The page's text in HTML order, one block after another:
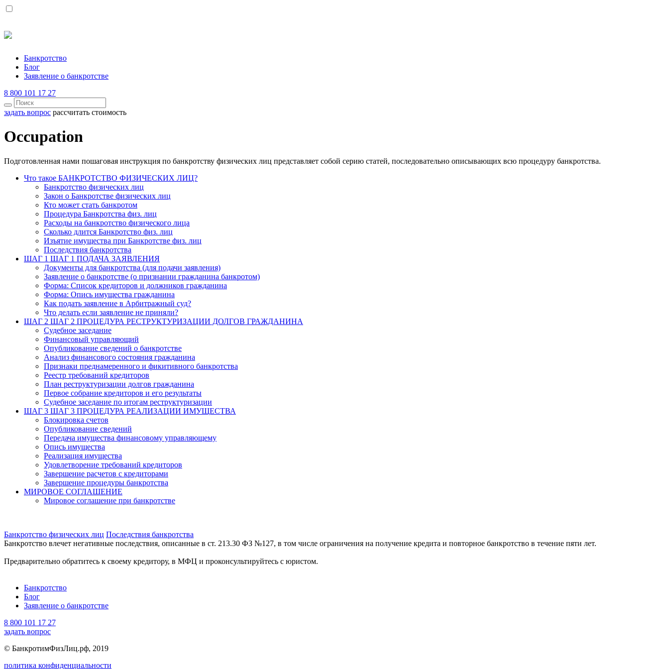
Банкротство
Блог
Заявление о банкротстве
8 800 101 17 27
задать вопрос рассчитать стоимость
Occupation
Подготовленная нами пошаговая инструкция по банкротству физических лиц представляет собой серию статей, последовательно описывающих всю процедуру банкротства.
Что такое БАНКРОТСТВО ФИЗИЧЕСКИХ ЛИЦ?
Банкротство физических лиц
Закон о Банкротстве физических лиц
Кто может стать банкротом
Процедура Банкротства физ. лиц
Расходы на банкротство физического лица
Сколько длится Банкротство физ. лиц
Изъятие имущества при Банкротстве физ. лиц
Последствия банкротства
ШАГ 1 ШАГ 1 ПОДАЧА ЗАЯВЛЕНИЯ
Документы для банкротства (для подачи заявления)
Заявление о банкротстве (о признании гражданина банкротом)
Форма: Список кредиторов и должников гражданина
Форма: Опись имущества гражданина
Как подать заявление в Арбитражный суд?
Что делать если заявление не приняли?
ШАГ 2 ШАГ 2 ПРОЦЕДУРА РЕСТРУКТУРИЗАЦИИ ДОЛГОВ ГРАЖДАНИНА
Судебное заседание
Финансовый управляющий
Опубликование сведений о банкротстве
Анализ финансового состояния гражданина
Признаки преднамеренного и фикитивного банкротства
Реестр требований кредиторов
План реструктуризации долгов гражданина
Первое собрание кредиторов и его результаты
Судебное заседание по итогам реструктуризации
ШАГ 3 ШАГ 3 ПРОЦЕДУРА РЕАЛИЗАЦИИ ИМУЩЕСТВА
Блокировка счетов
Опубликование сведений
Передача имущества финансовому управляющему
Опись имущества
Реализация имущества
Удовлетворение требований кредиторов
Завершение расчетов с кредиторами
Завершение процедуры банкротства
МИРОВОЕ СОГЛАШЕНИЕ
Мировое соглашение при банкротстве
Банкротство физических лиц Последствия банкротства
Банкротство влечет негативные последствия, описанные в ст. 213.30 ФЗ №127, в том числе ограничения на получение кредита и повторное банкротство в течение пяти лет.
Предварительно обратитесь к своему кредитору, в МФЦ и проконсультируйтесь с юристом.
Банкротство
Блог
Заявление о банкротстве
8 800 101 17 27
задать вопрос
© БанкротимФизЛиц.рф, 2019
политика конфиденциальности